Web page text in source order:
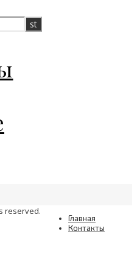
reserved.
Главная
Контакты